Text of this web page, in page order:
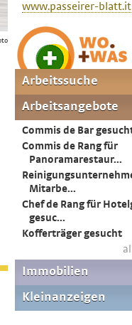
www.passeirer-blatt.it